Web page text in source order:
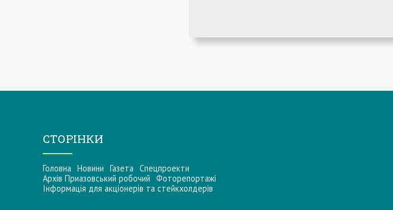
СТОРІНКИ
Головна Новини Газета Спецпроекти
Архів Приазовський робочий Фоторепортажі
Інформацiя для акцiонерiв та стейкхолдерiв